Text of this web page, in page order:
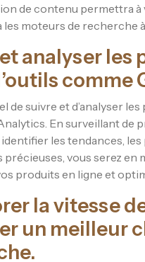
de contenu permettra
moteurs de recherche
analyser les
de suivre et d’analyser
En surveillant de
les tendances,
vous serez en
produits en ligne et
la vitesse
un meilleur